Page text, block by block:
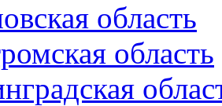
область
область